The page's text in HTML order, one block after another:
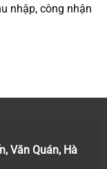
nhập, công nhận
Văn Quán, Hà